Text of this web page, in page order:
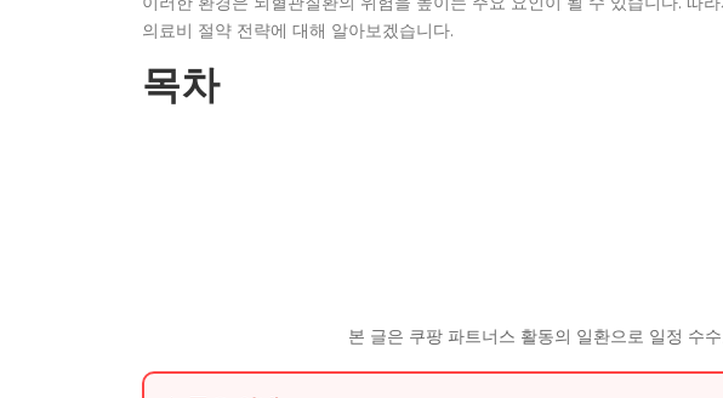
의료비 절약 전략에 대해 알아보겠습니다.
목차
본 글은 쿠팡 파트너스 활동의 일환으로 일정 수